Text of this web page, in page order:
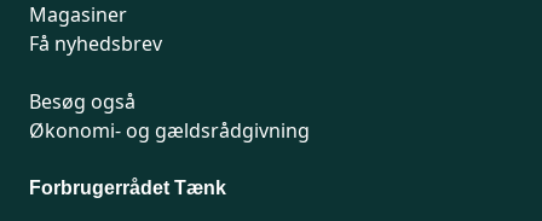
Magasiner
Få nyhedsbrev
Besøg også
Økonomi- og gældsrådgivning
Forbrugerrådet Tænk